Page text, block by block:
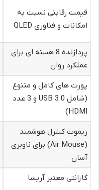
قیمت رقابتی نسبت به
امکانات و فناوری QLED
پردازنده 8 هسته ای برای
عملکرد روان
پورت های کامل و متنوع
(شامل USB 3.0 و 3 عدد
HDMI)
ریموت کنترل هوشمند
(Air Mouse) برای ناوبری
آسان
گارانتی معتبر آریسا